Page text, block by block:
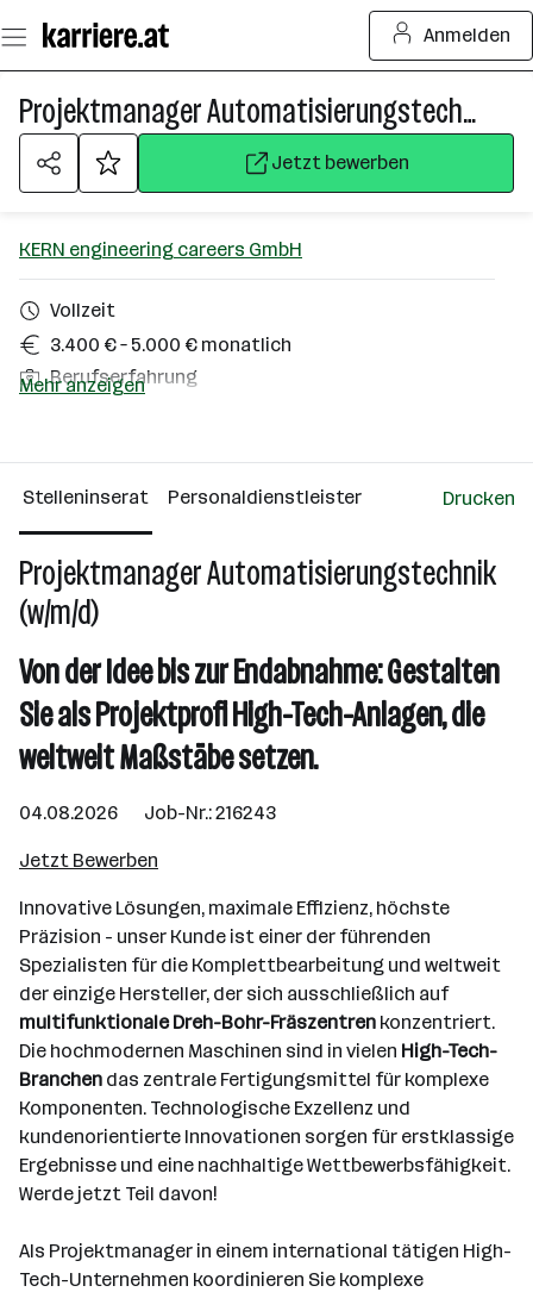
Seiteninhalt
springen
Anmelden
Projektmanager Automatisierungstechnik (w/m/d)
Jetzt bewerben
KERN engineering careers GmbH
Vollzeit
3.400 € – 5.000 € monatlich
Berufserfahrung
Linz
Mehr anzeigen
Stelleninserat Personaldienstleister Drucken
Projektmanager Automatisierungstechnik
(w/m/d)
Von der Idee bis zur Endabnahme: Gestalten
Sie als Projektprofi High-Tech-Anlagen, die
weltweit Maßstäbe setzen.
04.08.2026 Job-Nr.: 216243
Jetzt Bewerben
Innovative Lösungen, maximale Effizienz, höchste
Präzision - unser Kunde ist einer der führenden
Spezialisten für die Komplettbearbeitung und weltweit
der einzige Hersteller, der sich ausschließlich auf
multifunktionale Dreh-Bohr-Fräszentren konzentriert.
Die hochmodernen Maschinen sind in vielen High-Tech-
Branchen das zentrale Fertigungsmittel für komplexe
Komponenten. Technologische Exzellenz und
kundenorientierte Innovationen sorgen für erstklassige
Ergebnisse und eine nachhaltige Wettbewerbsfähigkeit.
Werde jetzt Teil davon!
Als Projektmanager in einem international tätigen High-
Tech-Unternehmen koordinieren Sie komplexe